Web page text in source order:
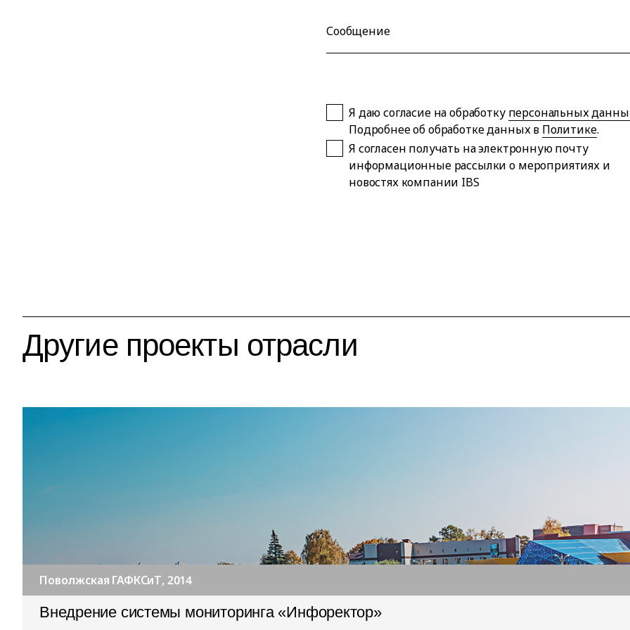
Сообщение
Я даю согласие на обработку персональных
Подробнее об обработке данных в Политике.
Я согласен получать на электронную почту
информационные рассылки о мероприятиях и
новостях компании IBS
Другие проекты отрасли
Поволжская ГАФКСиТ, 2014
Внедрение системы мониторинга «Инфоректор»